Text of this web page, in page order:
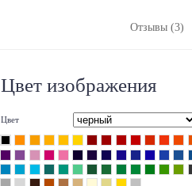
Отзывы (3)
Цвет изображения
Цвет